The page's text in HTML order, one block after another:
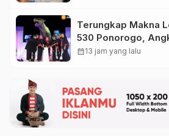
Terungkap Makna
530 Ponorogo,
Bertransformasi
calendar_month13 jam yang lalu